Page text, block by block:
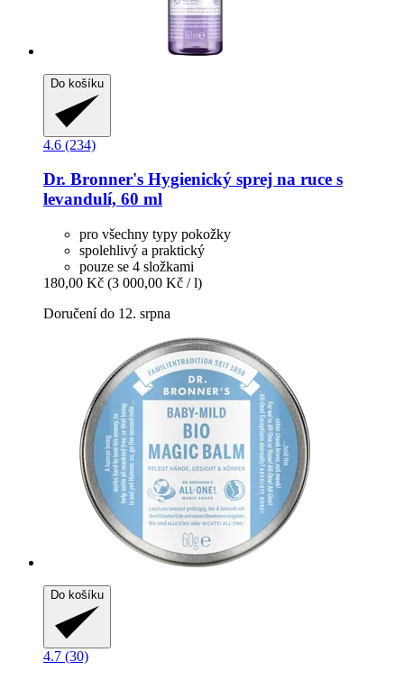
Do košíku
4.6 (234)
Dr. Bronner's Hygienický sprej na ruce s
levandulí, 60 ml
pro všechny typy pokožky
spolehlivý a praktický
pouze se 4 složkami
180,00 Kč (3 000,00 Kč / l)
Doručení do 12. srpna
Do košíku
4.7 (30)